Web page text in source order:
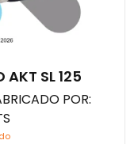
AKT SL 125
POR: